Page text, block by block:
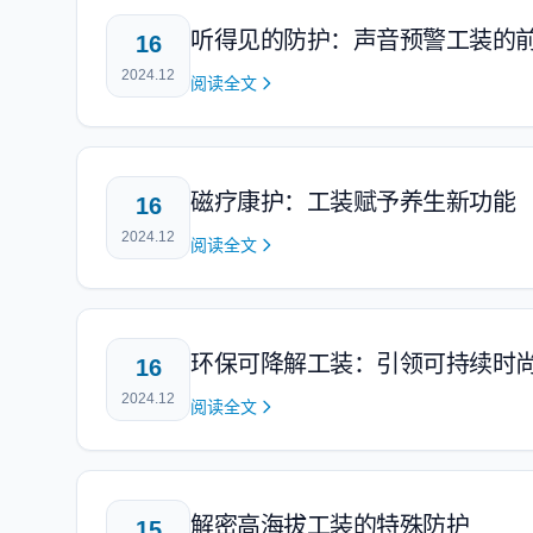
16
2024.12
听得见的防护：声音预警工装的
阅读全文
16
2024.12
磁疗康护：工装赋予养生新功能
阅读全文
16
2024.12
环保可降解工装：引领可持续时
阅读全文
解密高海拔工装的特殊防护